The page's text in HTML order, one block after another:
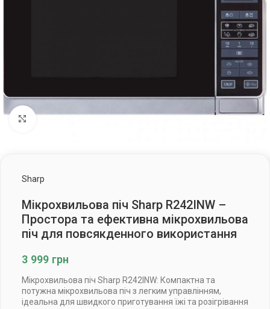
Sharp
Мікрохвильова піч Sharp R242INW –
Простора та ефективна мікрохвильова
піч для повсякденного використання
3 999 грн
Мікрохвильова піч Sharp R242INW: Компактна та
потужна мікрохвильова піч з легким управлінням,
ідеальна для швидкого приготування їжі та розігрівання